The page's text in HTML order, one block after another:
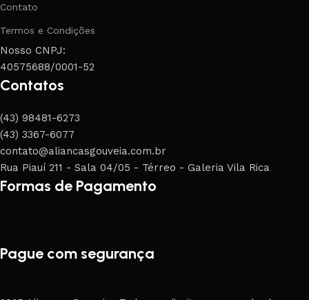
Contato
Termos e Condições
Nosso CNPJ:
40575688/0001-52
Contatos
(43) 98481-6273
(43) 3367-6077
contato@aliancasgouveia.com.br
Rua Piauí 211 - Sala 04/05 - Térreo - Galeria Vila Rica
Formas de Pagamento
Pague com segurança